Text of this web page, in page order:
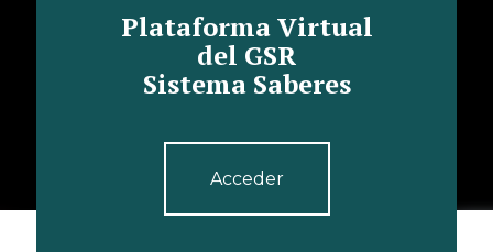
Plataforma Virtual
del GSR
Sistema Saberes
Acceder